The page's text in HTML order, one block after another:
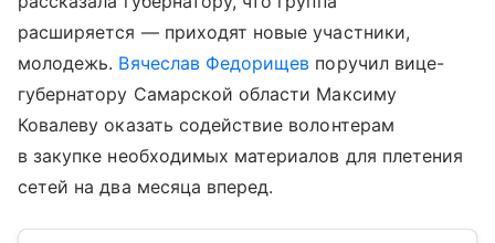
расширяется — приходят новые участники,
молодежь. Вячеслав Федорищев поручил вице-
губернатору Самарской области Максиму
Ковалеву оказать содействие волонтерам
в закупке необходимых материалов для плетения
сетей на два месяца вперед.